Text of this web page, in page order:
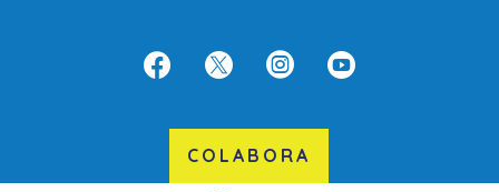
   
COLABORA